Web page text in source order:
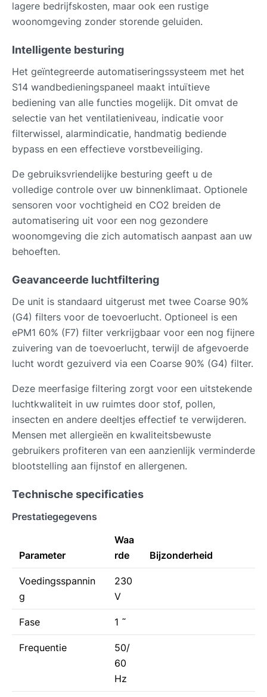
lagere bedrijfskosten, maar ook een rustige
woonomgeving zonder storende geluiden.
Intelligente besturing
Het geïntegreerde automatiseringssysteem met het
S14 wandbedieningspaneel maakt intuïtieve
bediening van alle functies mogelijk. Dit omvat de
selectie van het ventilatieniveau, indicatie voor
filterwissel, alarmindicatie, handmatig bediende
bypass en een effectieve vorstbeveiliging.
De gebruiksvriendelijke besturing geeft u de
volledige controle over uw binnenklimaat. Optionele
sensoren voor vochtigheid en CO2 breiden de
automatisering uit voor een nog gezondere
woonomgeving die zich automatisch aanpast aan uw
behoeften.
Geavanceerde luchtfiltering
De unit is standaard uitgerust met twee Coarse 90%
(G4) filters voor de toevoerlucht. Optioneel is een
ePM1 60% (F7) filter verkrijgbaar voor een nog fijnere
zuivering van de toevoerlucht, terwijl de afgevoerde
lucht wordt gezuiverd via een Coarse 90% (G4) filter.
Deze meerfasige filtering zorgt voor een uitstekende
luchtkwaliteit in uw ruimtes door stof, pollen,
insecten en andere deeltjes effectief te verwijderen.
Mensen met allergieën en kwaliteitsbewuste
gebruikers profiteren van een aanzienlijk verminderde
blootstelling aan fijnstof en allergenen.
Technische specificaties
Prestatiegegevens
Parameter
Waa
rde
Bijzonderheid
Voedingsspannin
g
230
V
Fase 1 ˜
Frequentie
50/
60
Hz